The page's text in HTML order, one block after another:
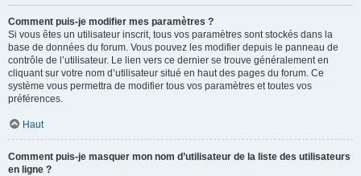
Comment puis-je modifier mes paramètres ?
Si vous êtes un utilisateur inscrit, tous vos paramètres sont stockés dans la
base de données du forum. Vous pouvez les modifier depuis le panneau de
contrôle de l’utilisateur. Le lien vers ce dernier se trouve généralement en
cliquant sur votre nom d’utilisateur situé en haut des pages du forum. Ce
système vous permettra de modifier tous vos paramètres et toutes vos
préférences.
Haut
Comment puis-je masquer mon nom d’utilisateur de la liste des utilisateurs
en ligne ?